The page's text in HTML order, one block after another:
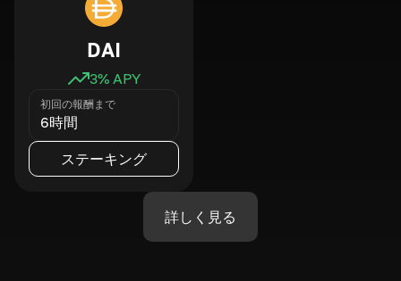
DAI
3% APY
初回の報酬まで
6時間
ステーキング
詳しく見る